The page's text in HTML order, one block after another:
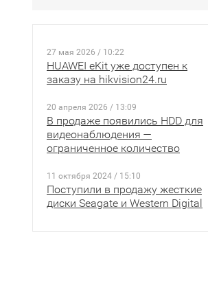
27 мая 2026 / 10:22
HUAWEI eKit уже доступен к
заказу на hikvision24.ru
20 апреля 2026 / 13:09
В продаже появились HDD для
видеонаблюдения —
ограниченное количество
11 октября 2024 / 15:10
Поступили в продажу жесткие
диски Seagate и Western Digital